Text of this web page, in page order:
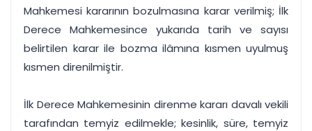
Mahkemesi kararının bozulmasına karar verilmiş; İlk
Derece Mahkemesince yukarıda tarih ve sayısı
belirtilen karar ile bozma ilâmına kısmen uyulmuş
kısmen direnilmiştir.
İlk Derece Mahkemesinin direnme kararı davalı vekili
tarafından temyiz edilmekle; kesinlik, süre, temyiz